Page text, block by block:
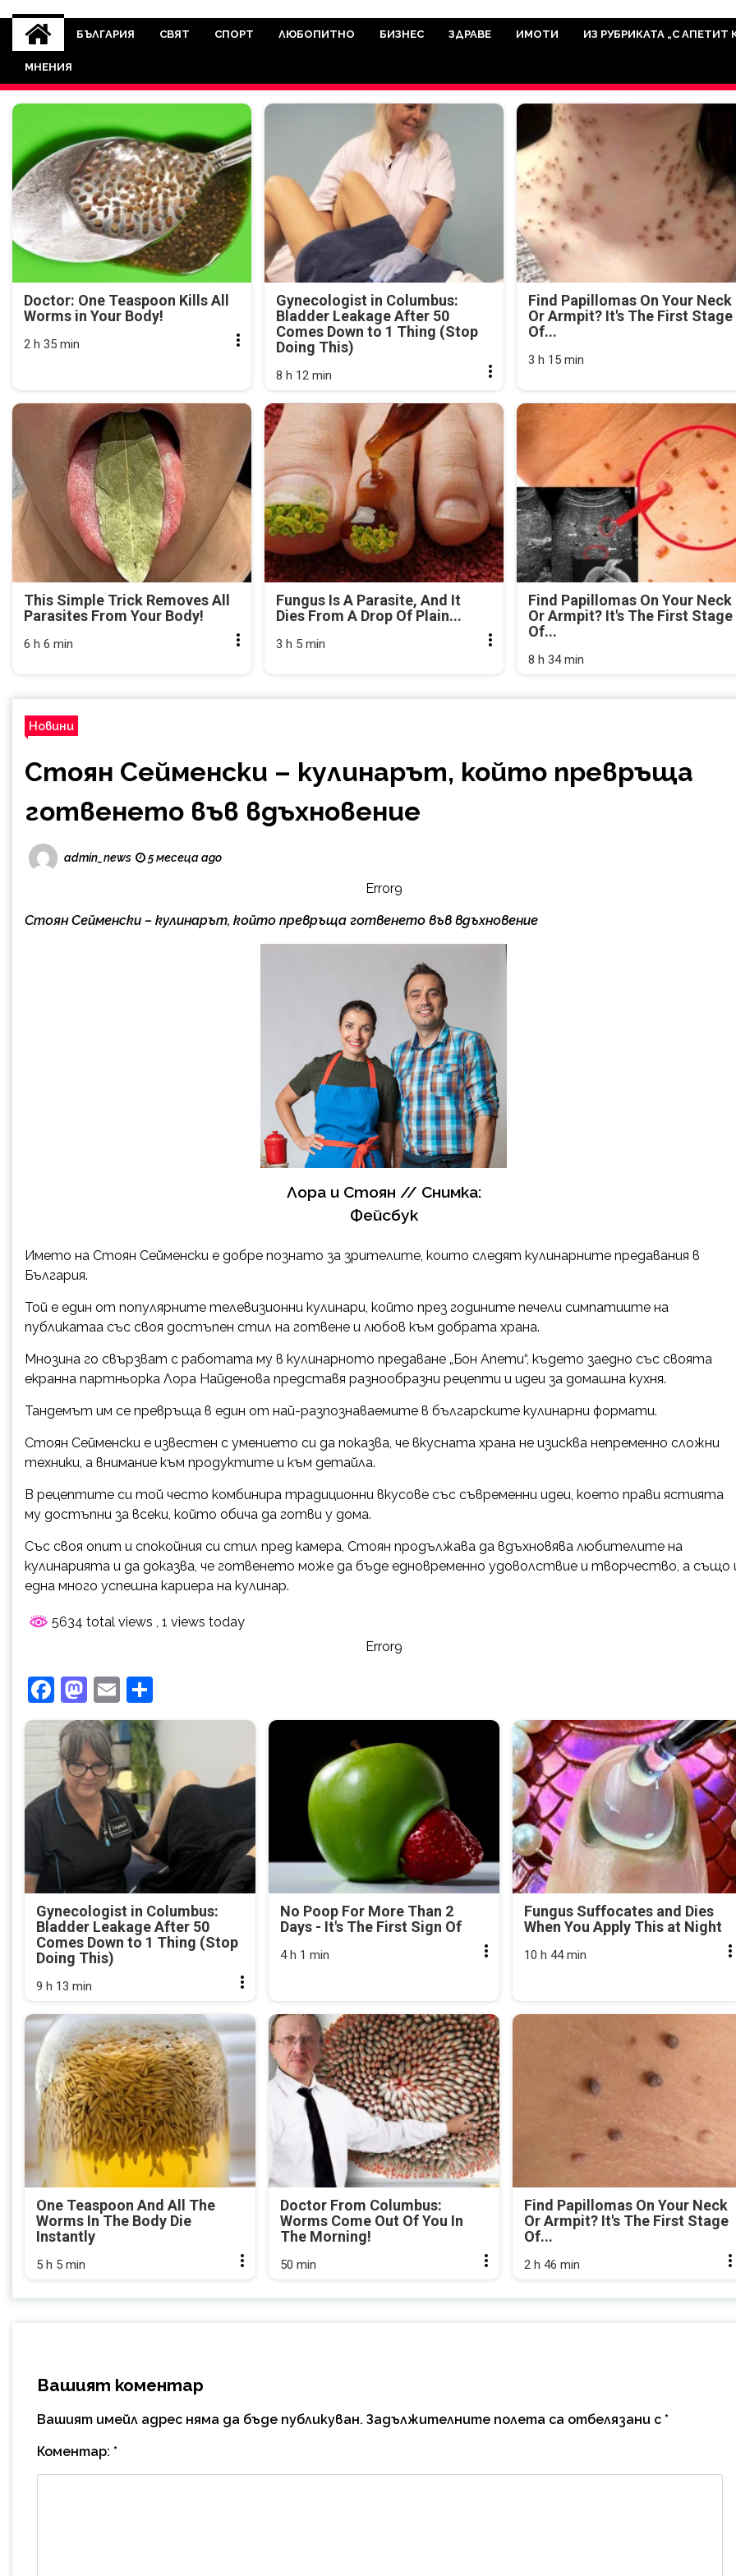
novinite-dnesbg.eu
Novinite-dnesbg.eu е медия, която има мисията да отразява всичко
Света. Новините, които се публикуват на нашия сайт са от
между медията и читателската аудитория, затова държим на
БЪЛГАРИЯ СВЯТ СПОРТ ЛЮБОПИТНО БИЗНЕС ЗДРАВЕ ИМОТИ ИЗ РУБРИКАТА „С АПЕТИТ
МНЕНИЯ
Doctor: One Teaspoon Kills All
Worms in Your Body!
2 h 35 min
Gynecologist in Columbus:
Bladder Leakage After 50
Comes Down to 1 Thing (Stop
Doing This)
8 h 12 min
Find Papillomas On Your Neck
Or Armpit? It's The First Stage
Of...
3 h 15 min
This Simple Trick Removes All
Parasites From Your Body!
6 h 6 min
Fungus Is A Parasite, And It
Dies From A Drop Of Plain...
3 h 5 min
Find Papillomas On Your Neck
Or Armpit? It's The First Stage
Of...
8 h 34 min
Новини
Стоян Сейменски – кулинарът, който превръща
готвенето във вдъхновение
admin_news 5 месеца ago
Error9
Стоян Сейменски – кулинарът, който превръща готвенето във вдъхновение
Лора и Стоян // Снимка:
Фейсбук
Името на Стоян Сейменски е добре познато за зрителите, които следят кулинарните предавания в
България.
Той е един от популярните телевизионни кулинари, който през годините печели симпатиите на
публикатаа със своя достъпен стил на готвене и любов към добрата храна.
Мнозина го свързват с работата му в кулинарното предаване „Бон Апети“, където заедно със своята
екранна партньорка Лора Найденова представя разнообразни рецепти и идеи за домашна кухня.
Тандемът им се превръща в един от най-разпознаваемите в българските кулинарни формати.
Стоян Сейменски е известен с умението си да показва, че вкусната храна не изисква непременно сложни
техники, а внимание към продуктите и към детайла.
В рецептите си той често комбинира традиционни вкусове със съвременни идеи, което прави ястията
му достъпни за всеки, който обича да готви у дома.
Със своя опит и спокойния си стил пред камера, Стоян продължава да вдъхновява любителите на
кулинарията и да доказва, че готвенето може да бъде едновременно удоволствие и творчество, а също
една много успешна кариера на кулинар.
5634 total views , 1 views today
Error9
Facebook
Mastodon
Email
Gynecologist in Columbus:
Bladder Leakage After 50
Comes Down to 1 Thing (Stop
Doing This)
9 h 13 min
No Poop For More Than 2
Days - It's The First Sign Of
4 h 1 min
Fungus Suffocates and Dies
When You Apply This at Night
10 h 44 min
One Teaspoon And All The
Worms In The Body Die
Instantly
5 h 5 min
Doctor From Columbus:
Worms Come Out Of You In
The Morning!
50 min
Find Papillomas On Your Neck
Or Armpit? It's The First Stage
Of...
2 h 46 min
Вашият коментар
Вашият имейл адрес няма да бъде публикуван. Задължителните полета са отбелязани с *
Коментар: *